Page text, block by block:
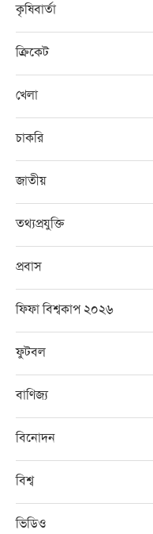
কৃষিবার্তা
ক্রিকেট
খেলা
চাকরি
জাতীয়
তথ্যপ্রযুক্তি
প্রবাস
ফিফা বিশ্বকাপ ২০২৬
ফুটবল
বাণিজ্য
বিনোদন
বিশ্ব
ভিডিও